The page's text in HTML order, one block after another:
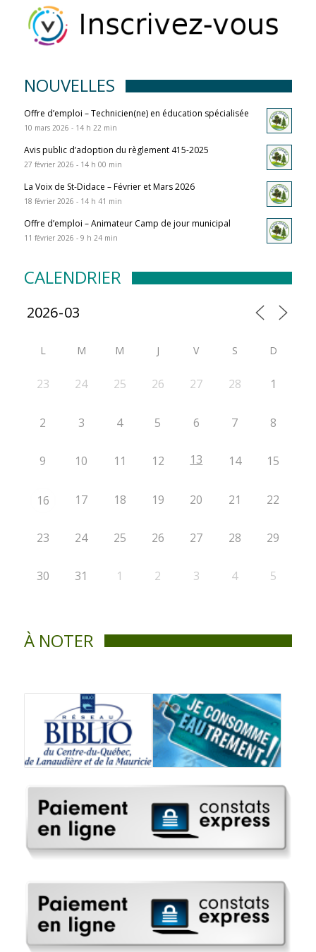
NOUVELLES
Offre d’emploi – Technicien(ne) en éducation spécialisée
10 mars 2026 - 14 h 22 min
Avis public d’adoption du règlement 415-2025
27 février 2026 - 14 h 00 min
La Voix de St-Didace – Février et Mars 2026
18 février 2026 - 14 h 41 min
Offre d’emploi – Animateur Camp de jour municipal
11 février 2026 - 9 h 24 min
CALENDRIER
L M M J V S D
23 24 25 26 27 28 1
2 3 4 5 6 7 8
9 10 11 12 13 14 15
16 17 18 19 20 21 22
23 24 25 26 27 28 29
30 31 1 2 3 4 5
À NOTER